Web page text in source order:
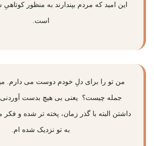
این امید که مردم بپندارند به منظور
است.
من تو را برای دلِ خودم دوست می دارم.
جمله چیست؟ یعنی بی هیچ بدست
داشتن البته با گذر زمان، پخته تر شده و فکر
به تو نزدیک شده ام.